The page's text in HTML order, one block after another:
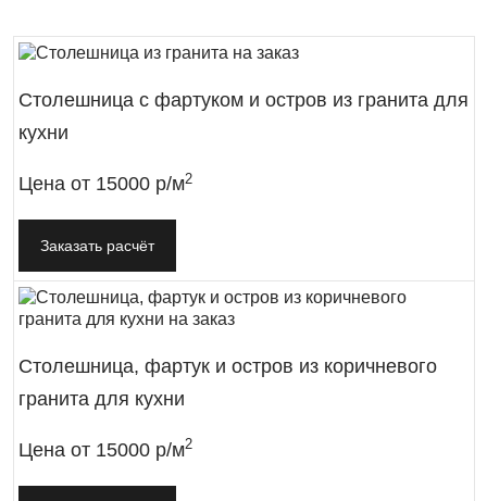
Столешница с фартуком и остров из гранита для
кухни
Цена от 15000 р/м2
Заказать расчёт
Столешница, фартук и остров из коричневого
гранита для кухни
Цена от 15000 р/м2